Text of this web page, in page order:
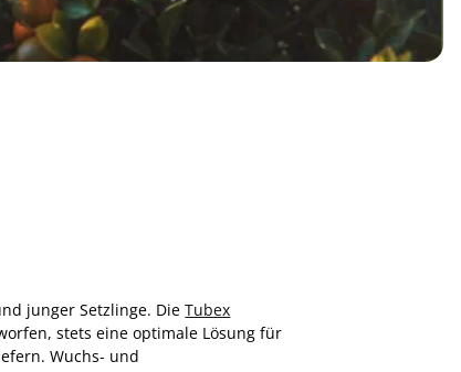
junger Setzlinge. DieTubex
stets eine optimale Lösung für
Wuchs- und